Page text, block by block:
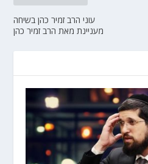
עוני הרב זמיר כהן בשיחה
מעניינת מאת הרב זמיר כהן